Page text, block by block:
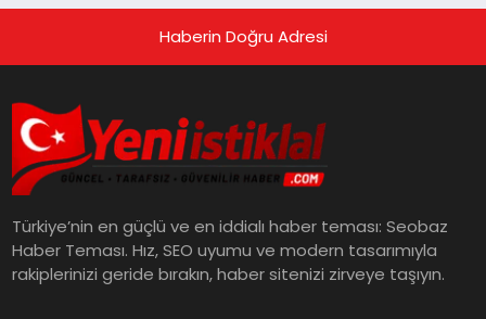
Haberin Doğru Adresi
Türkiye’nin en güçlü ve en iddialı haber teması: Seobaz
Haber Teması. Hız, SEO uyumu ve modern tasarımıyla
rakiplerinizi geride bırakın, haber sitenizi zirveye taşıyın.